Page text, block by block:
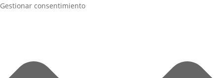
Gestionar consentimiento